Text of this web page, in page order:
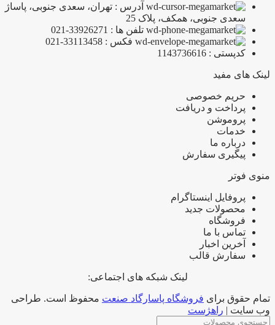
آدرس : تهران، سعدی جنوبی، پاساژ
سعدی جنوبی، همکف، پلاک 25
تلفن ها : 33926271-021
فکس : 33113458-021
کدپستی : 1143736616
لینک های مفید
حریم خصوصی
پرداخت و دریافت
پروموشن
خدمات
درباره ما
پیگیری سفارش
منوی فوتر
پروفایل اینستاگرام
محصولات جدید
فروشگاه
تماس با ما
آخرین اخبار
سفارش قالب
لینک شبکه های اجتماعی:
تمام حقوق برای فروشگاه پاسارگاد صنعت محفوظ است. طراحی
وب سایت | راهژست